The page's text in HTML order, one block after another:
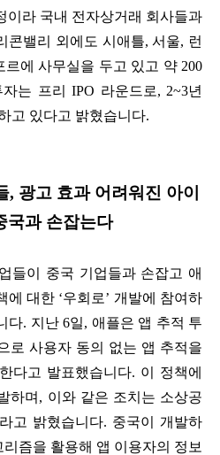
이라 국내 전자상거래 회사들과
콘밸리 외에도 시애틀, 서울, 런
르에 사무실을 두고 있고 약 200
는 프리 IPO 라운드로, 2~3년
고 있다고 밝혔습니다.
, 광고 효과 어려워진 아이
국과 손잡는다
들이 중국 기업들과 손잡고 애
대한 ‘우회로’ 개발에 참여하
다. 지난 6일, 애플은 앱 추적 투
로 사용자 동의 없는 앱 추적을
다고 발표했습니다. 이 정책에
하며, 이와 같은 조치는 소상공
고 밝혔습니다. 중국이 개발하
즘을 활용해 앱 이용자의 정보